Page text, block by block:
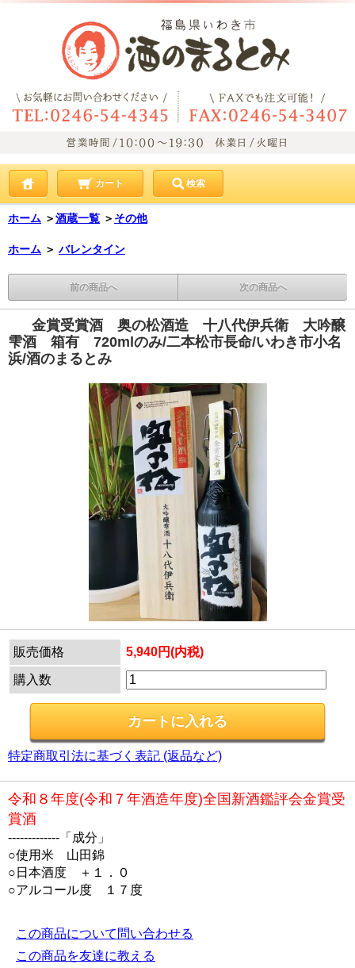
カート 検索
ホーム ＞酒蔵一覧 ＞ その他
ホーム ＞ バレンタイン
前の商品へ 次の商品へ
金賞受賞酒 奥の松酒造 十八代伊兵衛 大吟醸
雫酒 箱有 720mlのみ/二本松市長命/いわき市小名
浜/酒のまるとみ
販売価格 5,940円(内税)
購入数
特定商取引法に基づく表記 (返品など)
令和８年度(令和７年酒造年度)全国新酒鑑評会金賞受
賞酒
-------------「成分」
○使用米 山田錦
○日本酒度 ＋１．０
○アルコール度 １７度
この商品について問い合わせる
この商品を友達に教える